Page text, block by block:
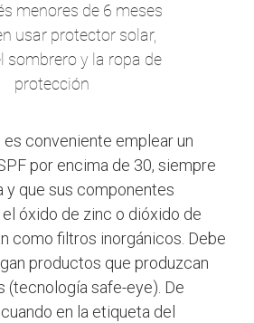
menores de 6 meses
usar protector solar,
sombrero y la ropa de
protección
conveniente emplear un
por encima de 30, siempre
y que sus componentes
óxido de zinc o dióxido de
como filtros inorgánicos. Debe
productos que produzcan
(tecnología safe-eye). De
en la etiqueta del